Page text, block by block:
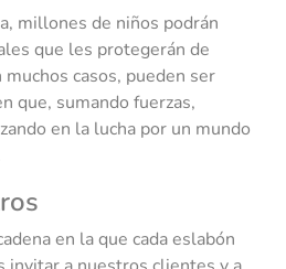
millones de niños podrán
que les protegerán de
casos, pueden ser
que, sumando fuerzas,
en la lucha por un mundo
en la que cada eslabón